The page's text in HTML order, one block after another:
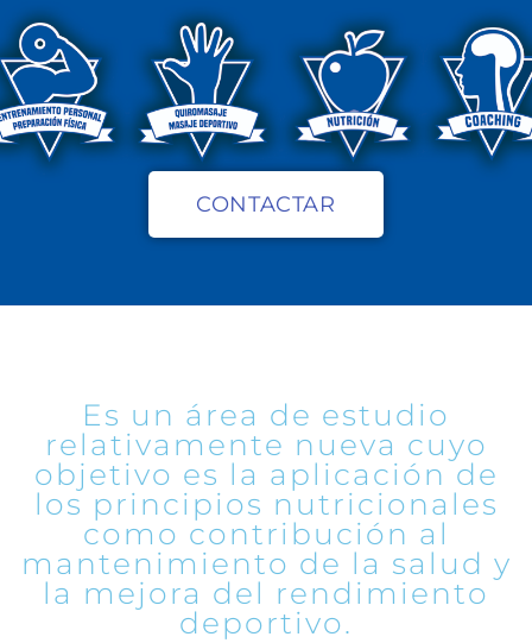
CONTACTAR
Es un área de estudio
relativamente nueva cuyo
objetivo es la aplicación de
los principios nutricionales
como contribución al
mantenimiento de la salud y
la mejora del rendimiento
deportivo.